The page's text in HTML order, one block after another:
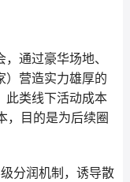
通过豪华场地、
）营造实力雄厚的
此类线下活动成本
，目的是为后续圈
分润机制，诱导散